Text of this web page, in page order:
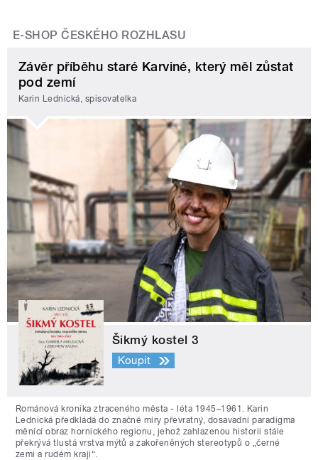
E-SHOP ČESKÉHO ROZHLASU
Závěr příběhu staré Karviné, který měl zůstat
pod zemí
Karin Lednická, spisovatelka
Šikmý kostel 3
Koupit
Románová kronika ztraceného města - léta 1945–1961. Karin
Lednická předkládá do značné míry převratný, dosavadní paradigma
měnící obraz hornického regionu, jehož zahlazenou historii stále
překrývá tlustá vrstva mýtů a zakořeněných stereotypů o „černé
zemi a rudém kraji“.